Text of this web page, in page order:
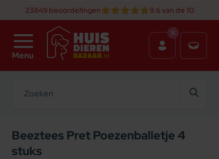
23849 beoordelingen 9,6 van de 10
Menu
Beeztees Pret Poezenballetje 4
stuks